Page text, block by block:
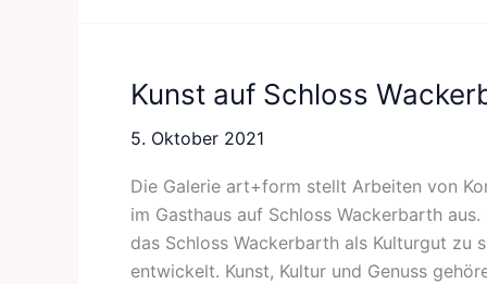
Kunst auf Schloss
5. Oktober 2021
Die Galerie art+form stellt Arbeiten von
im Gasthaus auf Schloss Wackerbarth
das Schloss Wackerbarth als Kulturgut zu
entwickelt. Kunst, Kultur und Genuss
Kunst
Schloss